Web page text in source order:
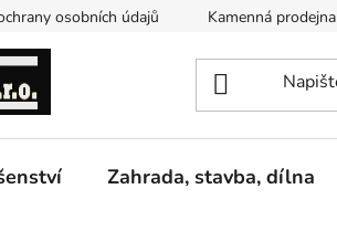
osobních údajů Kamenná prodejna
Zahrada, stavba, dílna